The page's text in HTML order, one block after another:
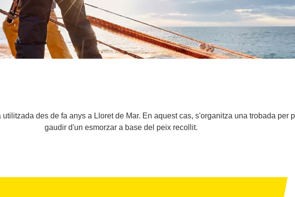
des de fa anys a Lloret de Mar. En aquest cas, s'organitza una trobada per
gaudir d'un esmorzar a base del peix recollit.